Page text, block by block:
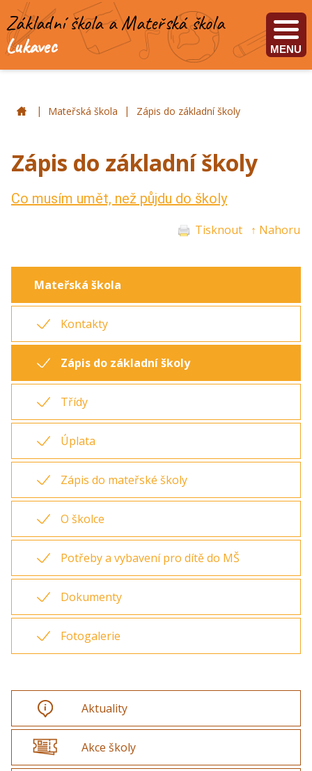
Základní škola a Mateřská škola
Lukavec
MENU
ZŠ a MŠ Lukavec
| Mateřská škola | Zápis do základní školy
Zápis do základní školy
Co musím umět, než půjdu do školy
Tisknout ↑ Nahoru
Mateřská škola
Kontakty
Zápis do základní školy
Třídy
Úplata
Zápis do mateřské školy
O školce
Potřeby a vybavení pro dítě do MŠ
Dokumenty
Fotogalerie
Aktuality
Akce školy